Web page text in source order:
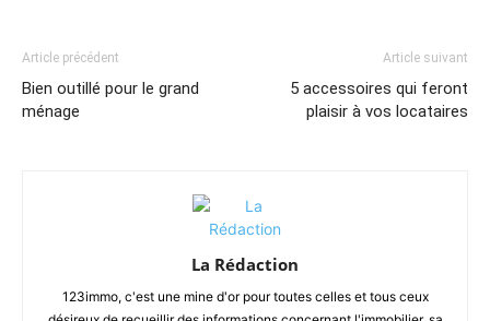
Article précédent
Bien outillé pour le grand
ménage
Article suivant
5 accessoires qui feront
plaisir à vos locataires
La Rédaction
123immo, c'est une mine d'or pour toutes celles et tous ceux